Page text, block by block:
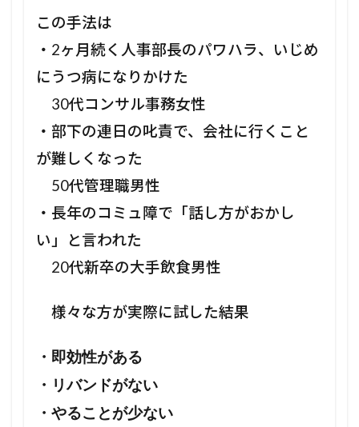
この手法は
・2ヶ月続く人事部長のパワハラ、いじめ
にうつ病になりかけた
30代コンサル事務女性
・部下の連日の叱責で、会社に行くこと
が難しくなった
50代管理職男性
・長年のコミュ障で「話し方がおかし
い」と言われた
20代新卒の大手飲食男性
様々な方が実際に試した結果
・即効性がある
・リバンドがない
・やることが少ない